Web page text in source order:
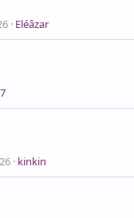
Eléâzar
kinkin